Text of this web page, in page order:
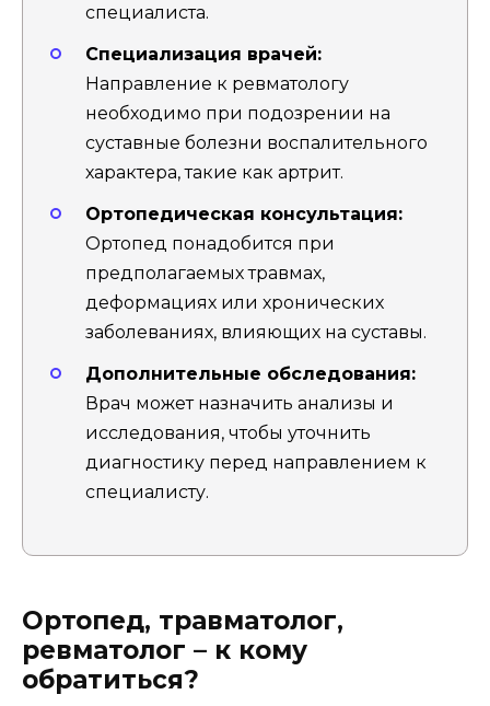
специалиста.
Специализация врачей:
Направление к ревматологу
необходимо при подозрении на
суставные болезни воспалительного
характера, такие как артрит.
Ортопедическая консультация:
Ортопед понадобится при
предполагаемых травмах,
деформациях или хронических
заболеваниях, влияющих на суставы.
Дополнительные обследования:
Врач может назначить анализы и
исследования, чтобы уточнить
диагностику перед направлением к
специалисту.
Ортопед, травматолог,
ревматолог – к кому
обратиться?